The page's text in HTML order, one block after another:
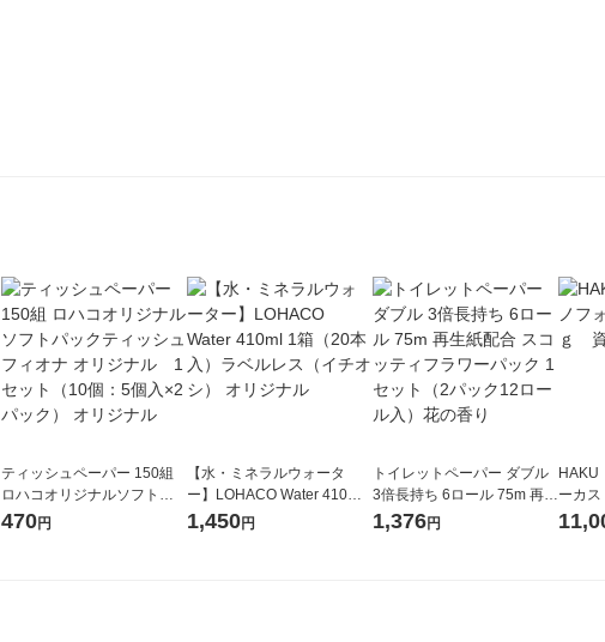
ティッシュペーパー 150組
ロハコオリジナルソフトパ
ックティッシュ フィオナ オ
470円
【水・ミネラルウォータ
ー】LOHACO Water 410ml
1箱（20本入）ラベルレス
1,450円
トイレットペーパー ダブル
3倍長持ち 6ロール 75m 再生
紙配合 スコッティフラワー
1,376円
ーカ
堂 お